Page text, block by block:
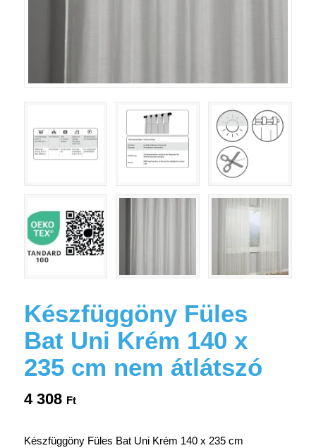
Készfüggöny Füles
Bat Uni Krém 140 x
235 cm nem átlátszó
4 308 Ft
Készfüggöny Füles Bat Uni Krém 140 x 235 cm